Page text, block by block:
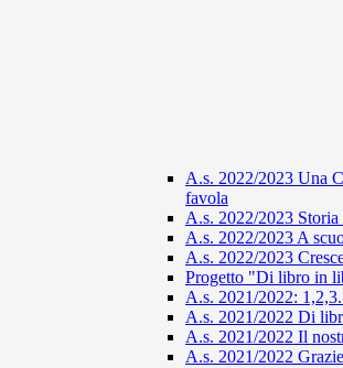
A.s. 2022/2023 Una
favola
A.s. 2022/2023
A.s. 2022/2023 A
A.s. 2022/2023
Progetto "Di libro in
A.s. 2021/2022:
A.s. 2021/2022 Di
A.s. 2021/2022 Il
A.s. 2021/2022